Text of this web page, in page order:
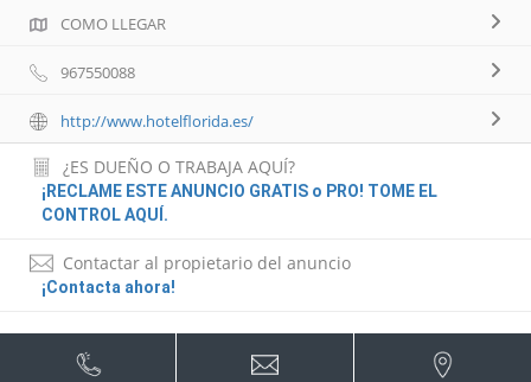
COMO LLEGAR
967550088
http://www.hotelflorida.es/
¿ES DUEÑO O TRABAJA AQUÍ?
¡RECLAME ESTE ANUNCIO GRATIS o PRO! TOME EL
CONTROL AQUÍ.
Contactar al propietario del anuncio
¡Contacta ahora!